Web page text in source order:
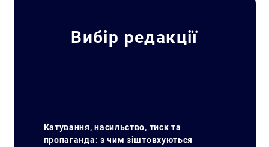
Вибір редакції
Катування, насильство, тиск та
пропаганда: з чим зіштовхуються